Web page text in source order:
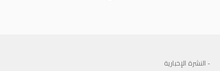
- النشرة الإخبارية